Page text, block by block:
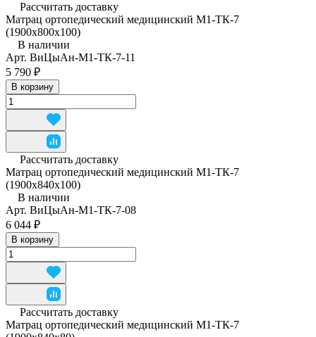
Рассчитать доставку
Матрац ортопедический медицинский М1-ТК-7
(1900x800x100)
В наличии
Арт. ВиЦыАн-М1-ТК-7-11
5 790 ₽
В корзину
Рассчитать доставку
Матрац ортопедический медицинский М1-ТК-7
(1900x840x100)
В наличии
Арт. ВиЦыАн-М1-ТК-7-08
6 044 ₽
В корзину
Рассчитать доставку
Матрац ортопедический медицинский М1-ТК-7